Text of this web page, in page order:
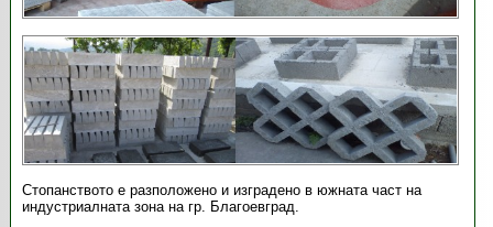
Стопанството е разположено и изградено в южната част на
индустриалната зона на гр. Благоевград.